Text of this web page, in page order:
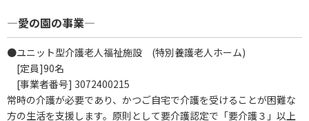
―愛の園の事業―
●ユニット型介護老人福祉施設 (特別養護老人ホーム)
[定員]90名
[事業者番号] 3072400215
常時の介護が必要であり、かつご自宅で介護を受けることが困難な
方の生活を支援します。原則として要介護認定で「要介護３」以上